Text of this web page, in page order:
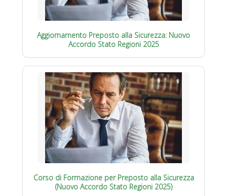
Aggiornamento Preposto alla Sicurezza: Nuovo
Accordo Stato Regioni 2025
Corso di Formazione per Preposto alla Sicurezza
(Nuovo Accordo Stato Regioni 2025)